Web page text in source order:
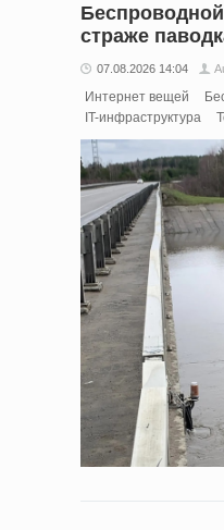
страже
07.08.2026 14:04
Интернет вещей
IT-инфраструктура